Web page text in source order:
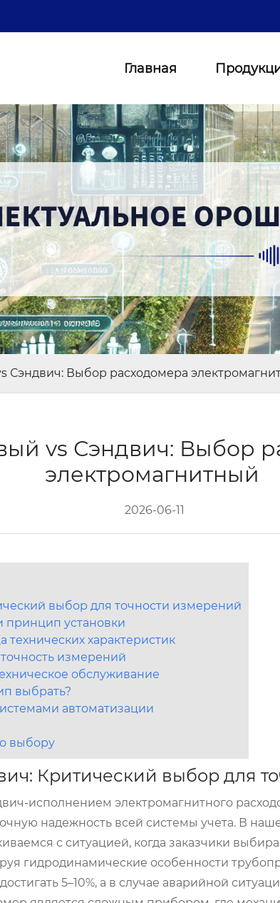
Главная
Сэндвич: Выбор расходомера
vs Сэндвич: Выбор
электромагнитный
2026-06-11
выбор для точности измерений
принцип установки
характеристик
измерений
обслуживание
выбрать?
автоматизации
выбору
Критический выбор для
исполнением электромагнитного
надежность всей системы учета. В
с ситуацией, когда заказчики
гидродинамические особенности
5–10%, а в случае аварийной